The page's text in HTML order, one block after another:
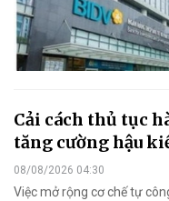
Cải cách thủ tục
tăng cường hậu
08/08/2026 04:30
Việc mở rộng cơ chế tự